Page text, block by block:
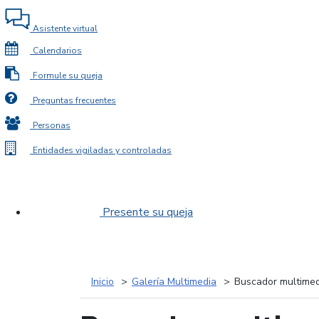
Asistente virtual
Calendarios
Formule su queja
Preguntas frecuentes
Personas
Entidades vigiladas y controladas
Presente su queja
Inicio Galería Multimedia Buscador